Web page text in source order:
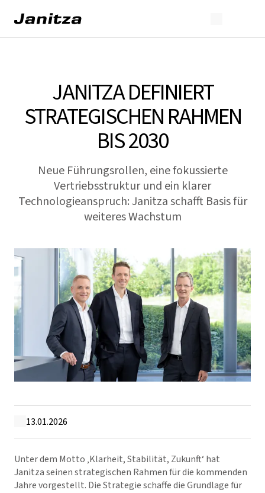
JANITZA DEFINIERT
STRATEGISCHEN RAHMEN
BIS 2030
Neue Führungsrollen, eine fokussierte
Vertriebsstruktur und ein klarer
Technologieanspruch: Janitza schafft Basis für
weiteres Wachstum
13.01.2026
Unter dem Motto ‚Klarheit, Stabilität, Zukunft‘ hat
Janitza seinen strategischen Rahmen für die kommenden
Jahre vorgestellt. Die Strategie schaffe die Grundlage für